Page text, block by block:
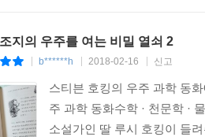
조지의 우주를 여는 비밀 열쇠 2
b******h 2018-02-16 신고
스티븐 호킹의 우주 과학 동
주 과학 동화수학 · 천문학 ·
소설가인 딸 루시 호킹이 들